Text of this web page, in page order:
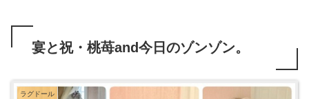
宴と祝・桃苺and今日のゾンゾン。
ラグドール